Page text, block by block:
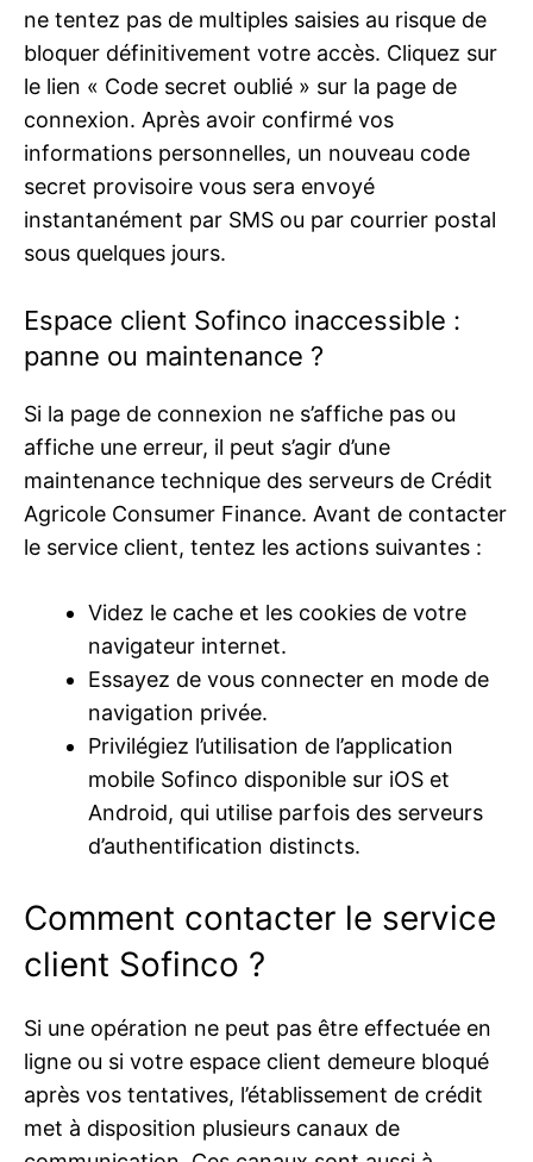
ne tentez pas de multiples saisies au risque de
bloquer définitivement votre accès. Cliquez sur
le lien « Code secret oublié » sur la page de
connexion. Après avoir confirmé vos
informations personnelles, un nouveau code
secret provisoire vous sera envoyé
instantanément par SMS ou par courrier postal
sous quelques jours.
Espace client Sofinco inaccessible :
panne ou maintenance ?
Si la page de connexion ne s’affiche pas ou
affiche une erreur, il peut s’agir d’une
maintenance technique des serveurs de Crédit
Agricole Consumer Finance. Avant de contacter
le service client, tentez les actions suivantes :
Videz le cache et les cookies de votre
navigateur internet.
Essayez de vous connecter en mode de
navigation privée.
Privilégiez l’utilisation de l’application
mobile Sofinco disponible sur iOS et
Android, qui utilise parfois des serveurs
d’authentification distincts.
Comment contacter le service
client Sofinco ?
Si une opération ne peut pas être effectuée en
ligne ou si votre espace client demeure bloqué
après vos tentatives, l’établissement de crédit
met à disposition plusieurs canaux de